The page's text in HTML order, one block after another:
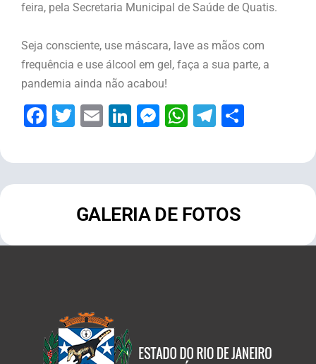
feira, pela Secretaria Municipal de Saúde de Quatis.
Seja consciente, use máscara, lave as mãos com
frequência e use álcool em gel, faça a sua parte, a
pandemia ainda não acabou!
Facebook
Twitter
EmailLinkedIn
Messenger
WhatsApp
Telegram
GALERIA DE FOTOS